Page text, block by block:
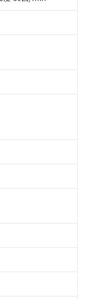
談に必要な範囲で利用するこ
って非含有を証明するもの
対応完了までの期間は出荷
特段のことがない限り、